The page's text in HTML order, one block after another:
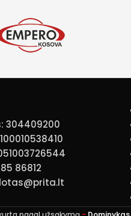
304409200
86812